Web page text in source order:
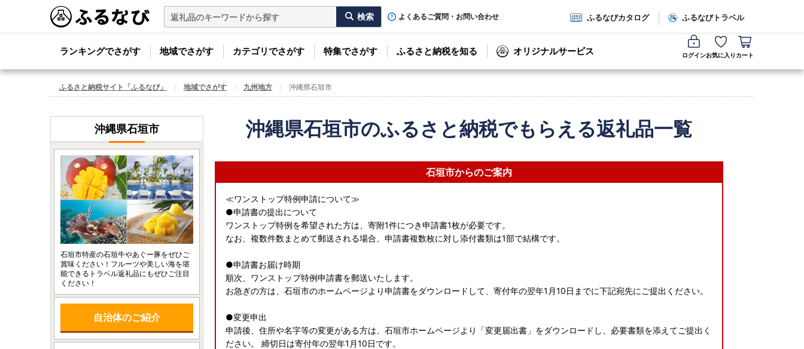
よくあるご質問・お問い合わせ ふるなびカタログ ふるなびトラベル
ランキングでさがす 地域でさがす カテゴリでさがす 特集でさがす ふるさと納税を知る オリジナルサービス ログインお気に入り カート
ふるさと納税サイト「ふるなび」 地域でさがす 九州地方 沖縄県石垣市
沖縄県石垣市のふるさと納税でもらえる返礼品一覧
石垣市からのご案内
≪ワンストップ特例申請について≫
●申請書の提出について
ワンストップ特例を希望された方は、寄附1件につき申請書1枚が必要です。
なお、複数件数まとめて郵送される場合、申請書複数枚に対し添付書類は1部で結構です。
●申請書お届け時期
順次、ワンストップ特例申請書を郵送いたします。
お急ぎの方は、石垣市のホームページより申請書をダウンロードして、寄付年の翌年1月10日までに下記宛先にご提出ください。
●変更申出
申請後、住所や名字等の変更がある方は、石垣市ホームページより「変更届出書」をダウンロードし、必要書類を添えてご提出く
ださい。 締切日は寄付年の翌年1月10日です。
沖縄県石垣市
石垣市特産の石垣牛やあぐー豚をぜひご
賞味ください！フルーツや美しい海を堪
能できるトラベル返礼品にもぜひご注目
ください！
自治体のご紹介